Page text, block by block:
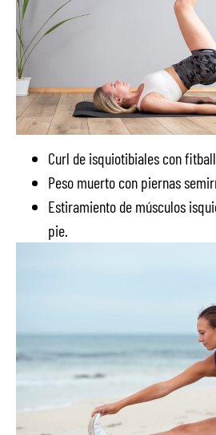
Curl de isquiotibiales con
Peso muerto con piernas
Estiramiento de músculos
pie.